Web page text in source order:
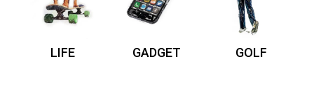
LIFE GADGET GOLF